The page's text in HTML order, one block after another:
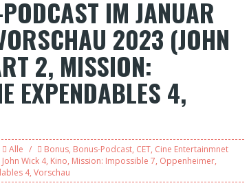
IM JANUAR
2023 (JOHN
2, MISSION:
EXPENDABLES 4,
Alle Bonus, Bonus-Podcast, CET, Cine Entertainmnet
John Wick 4, Kino, Mission: Impossible 7, Oppenheimer,
4, Vorschau